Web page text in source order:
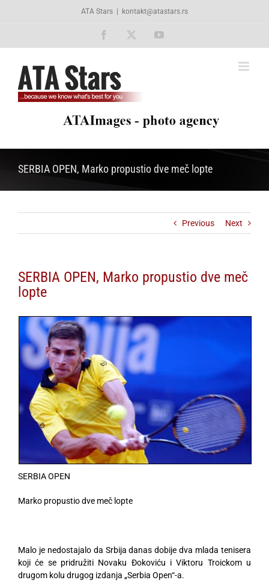
ATA Stars kontakt@atastars.rs
Facebook YouTube
SERBIA OPEN, Marko propustio dve meč lopte
Previous Next
SERBIA OPEN, Marko propustio dve meč
lopte
SERBIA OPEN
Marko propustio dve meč lopte
Malo je nedostajalo da Srbija danas dobije dva mlada tenisera
koji će se pridružiti Novaku Đokoviću i Viktoru Troickom u
drugom kolu drugog izdanja „Serbia Open“-a.